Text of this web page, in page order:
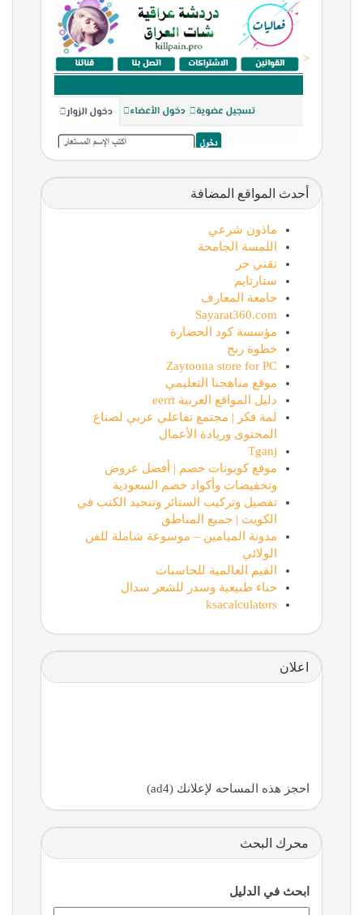
<
أحدث المواقع المضافة
ماذون شرعي
اللمسة الجامحة
تقني حر
ستارتايم
جامعة المعارف
Sayarat360.com
مؤسسة كود الحضارة
خطوة ربح
Zaytoona store for PC
موقع مناهجنا التعليمي
دليل المواقع العربية eerrt
لمة فكر | مجتمع تفاعلي عربي لصناع
المحتوى وريادة الأعمال
Tganj
موقع كوبونات خصم | أفضل عروض
وتخفيضات وأكواد خصم السعودية
تفصيل وتركيب الستائر وتنجيد الكنب في
الكويت | جميع المناطق
مدونة الميامين – موسوعة شاملة للفن
الولائي
القيم العالمية للحاسبات
حناء طبيعية وسدر للشعر سدال
ksacalculators
اعلان
احجز هذه المساحه لإعلانك (ad4)
محرك البحث
ابحث في الدليل